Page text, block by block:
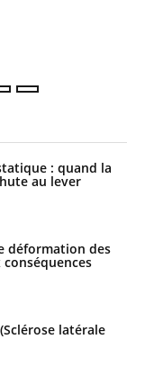
: quand la
au lever
déformation des
latérale